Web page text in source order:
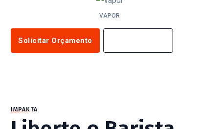
VAPOR
Solicitar Orçamento
IMPAKTA